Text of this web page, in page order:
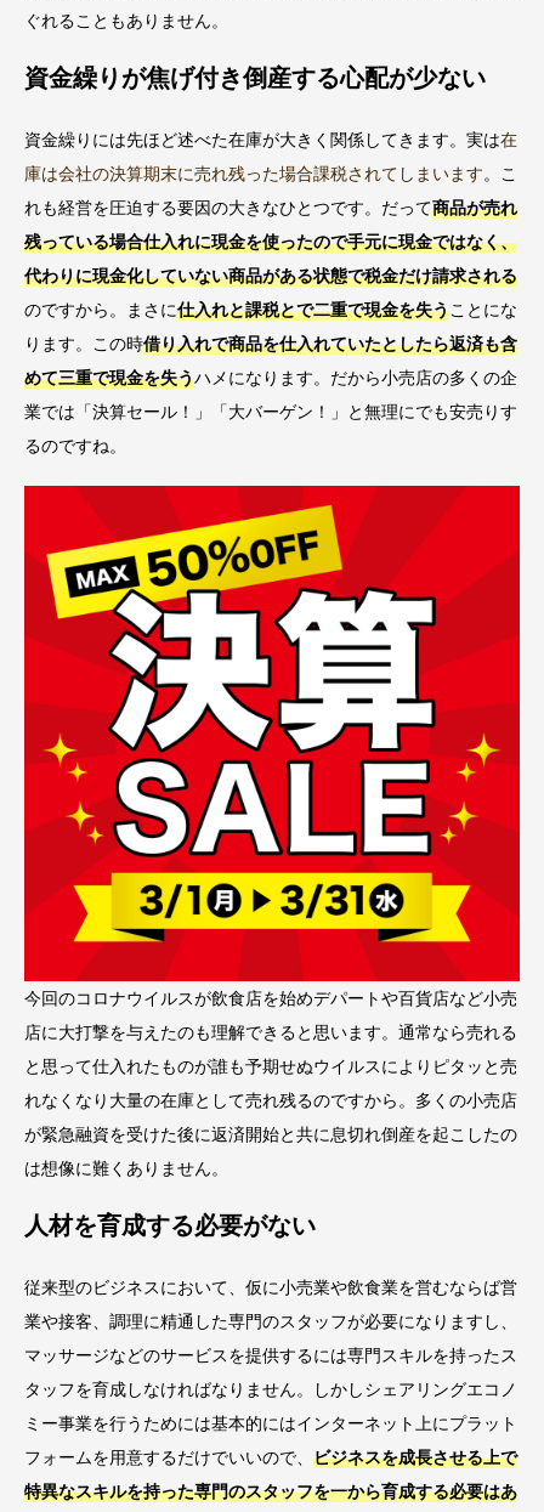
ぐれることもありません。
資金繰りが焦げ付き倒産する心配が少ない
資金繰りには先ほど述べた在庫が大きく関係してきます。実は在
庫は会社の決算期末に売れ残った場合課税されてしまいます。こ
れも経営を圧迫する要因の大きなひとつです。だって商品が売れ
残っている場合仕入れに現金を使ったので手元に現金ではなく、
代わりに現金化していない商品がある状態で税金だけ請求される
のですから。まさに仕入れと課税とで二重で現金を失うことにな
ります。この時借り入れで商品を仕入れていたとしたら返済も含
めて三重で現金を失うハメになります。だから小売店の多くの企
業では「決算セール！」「大バーゲン！」と無理にでも安売りす
るのですね。
今回のコロナウイルスが飲食店を始めデパートや百貨店など小売
店に大打撃を与えたのも理解できると思います。通常なら売れる
と思って仕入れたものが誰も予期せぬウイルスによりピタッと売
れなくなり大量の在庫として売れ残るのですから。多くの小売店
が緊急融資を受けた後に返済開始と共に息切れ倒産を起こしたの
は想像に難くありません。
人材を育成する必要がない
従来型のビジネスにおいて、仮に小売業や飲食業を営むならば営
業や接客、調理に精通した専門のスタッフが必要になりますし、
マッサージなどのサービスを提供するには専門スキルを持ったス
タッフを育成しなければなりません。しかしシェアリングエコノ
ミー事業を行うためには基本的にはインターネット上にプラット
フォームを用意するだけでいいので、 ビジネスを成長させる上で
特異なスキルを持った専門のスタッフを一から育成する必要はあ